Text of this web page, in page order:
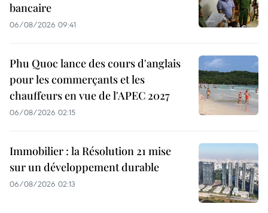
bancaire
06/08/2026 09:41
Phu Quoc lance des cours d'anglais
pour les commerçants et les
chauffeurs en vue de l'APEC 2027
06/08/2026 02:15
Immobilier : la Résolution 21 mise
sur un développement durable
06/08/2026 02:13